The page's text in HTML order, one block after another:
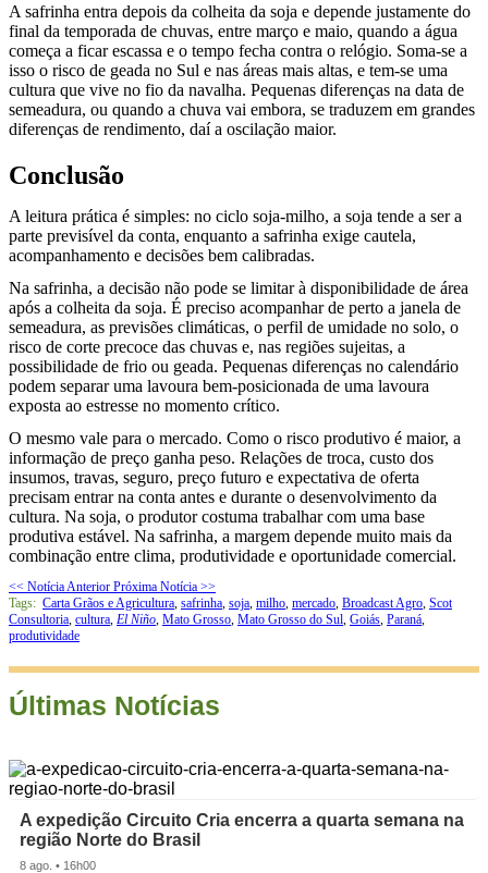
A safrinha entra depois da colheita da soja e depende justamente do
final da temporada de chuvas, entre março e maio, quando a água
começa a ficar escassa e o tempo fecha contra o relógio. Soma-se a
isso o risco de geada no Sul e nas áreas mais altas, e tem-se uma
cultura que vive no fio da navalha. Pequenas diferenças na data de
semeadura, ou quando a chuva vai embora, se traduzem em grandes
diferenças de rendimento, daí a oscilação maior.
Conclusão
A leitura prática é simples: no ciclo soja-milho, a soja tende a ser a
parte previsível da conta, enquanto a safrinha exige cautela,
acompanhamento e decisões bem calibradas.
Na safrinha, a decisão não pode se limitar à disponibilidade de área
após a colheita da soja. É preciso acompanhar de perto a janela de
semeadura, as previsões climáticas, o perfil de umidade no solo, o
risco de corte precoce das chuvas e, nas regiões sujeitas, a
possibilidade de frio ou geada. Pequenas diferenças no calendário
podem separar uma lavoura bem-posicionada de uma lavoura
exposta ao estresse no momento crítico.
O mesmo vale para o mercado. Como o risco produtivo é maior, a
informação de preço ganha peso. Relações de troca, custo dos
insumos, travas, seguro, preço futuro e expectativa de oferta
precisam entrar na conta antes e durante o desenvolvimento da
cultura. Na soja, o produtor costuma trabalhar com uma base
produtiva estável. Na safrinha, a margem depende muito mais da
combinação entre clima, produtividade e oportunidade comercial.
<< Notícia Anterior Próxima Notícia >>
Tags: Carta Grãos e Agricultura safrinha soja milho mercado Broadcast Agro Scot
Consultoria cultura El Niño Mato Grosso Mato Grosso do Sul Goiás Paraná
produtividade
Últimas Notícias
A expedição Circuito Cria encerra a quarta semana na
região Norte do Brasil
8 ago. • 16h00